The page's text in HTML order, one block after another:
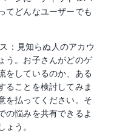
てどんなユーザーでも
：見知らぬ人のアカウ
う。お子さんがどのゲ
をしているのか、ある
ることを検討してみま
を払ってください。そ
の悩みを共有できるよ
う。